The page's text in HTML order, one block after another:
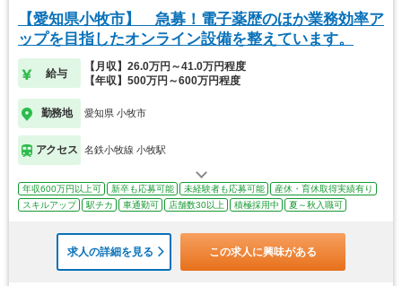
【愛知県小牧市】 急募！電子薬歴のほか業務効率ア
ップを目指したオンライン設備を整えています。
給与
【月収】26.0万円～41.0万円程度
【年収】500万円～600万円程度
勤務地 愛知県 小牧市
アクセス 名鉄小牧線 小牧駅
年収600万円以上可 新卒も応募可能 未経験者も応募可能
産休・育休取得実績有り
スキルアップ
駅チカ 車通勤可 店舗数30以上 積極採用中 夏～秋入職可
求人の詳細を見る この求人に興味がある